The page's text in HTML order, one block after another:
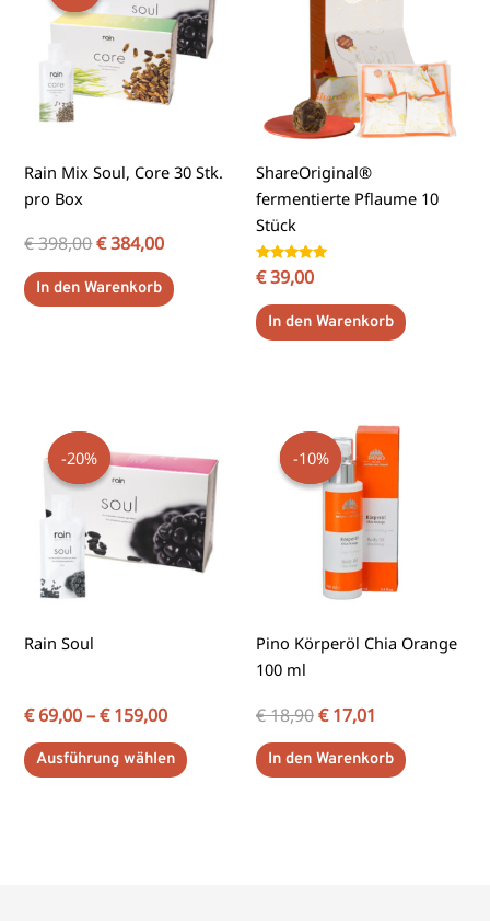
Rain Mix Soul, Core 30 Stk.
pro Box
€398,00
€ 398,00
€384,00
€ 384,00.
In den Warenkorb
ShareOriginal®
fermentierte Pflaume 10
Stück
Bewertet
mit
von 5
€39,00
In den Warenkorb
-20%
-20%
Rain Soul
€69,00–€159,00
Ausführung wählen
weist
mehrere
Varianten
auf.
Die
Produktseite
werden
-10%
-10%
Pino Körperöl Chia Orange
100 ml
€18,90
Preis
war:
€ 18,90
€17,01
Preis
ist:
€ 17,01.
In den Warenkorb